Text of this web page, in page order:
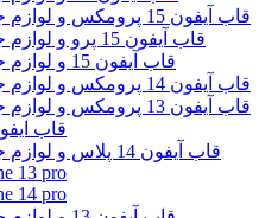
قاب آیفون 15 پرومکس و لوازم جانبی
قاب آیفون 15 پرو و لوازم جانبی
قاب آیفون 15 و لوازم جانبی
قاب آیفون 14 پرومکس و لوازم جانبی
قاب آیفون 13 پرومکس و لوازم جانبی
قاب ایفون
قاب آیفون 14 پلاس و لوازم جانبی
13 pro
14 pro